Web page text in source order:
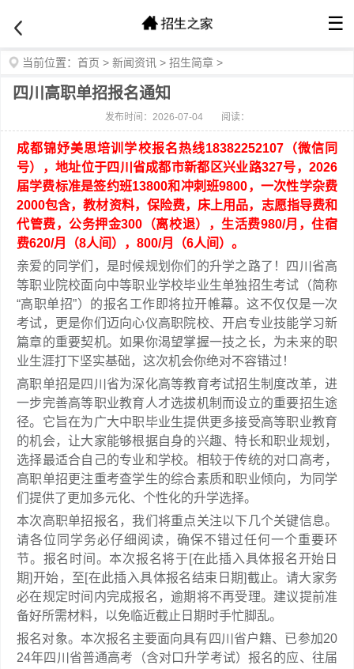
☰
当前位置： 首页 > 新闻资讯 > 招生简章 >
四川高职单招报名通知
发布时间：2026-07-04 阅读：
成都锦妤美思培训学校报名热线18382252107（微信同
号），地址位于四川省成都市新都区兴业路327号，2026
届学费标准是签约班13800和冲刺班9800，一次性学杂费
2000包含，教材资料，保险费，床上用品，志愿指导费和
代管费，公务押金300（离校退），生活费980/月，住宿
费620/月（8人间），800/月（6人间）。
亲爱的同学们，是时候规划你们的升学之路了！四川省高
等职业院校面向中等职业学校毕业生单独招生考试（简称
“高职单招”）的报名工作即将拉开帷幕。这不仅仅是一次
考试，更是你们迈向心仪高职院校、开启专业技能学习新
篇章的重要契机。如果你渴望掌握一技之长，为未来的职
业生涯打下坚实基础，这次机会你绝对不容错过！
高职单招是四川省为深化高等教育考试招生制度改革，进
一步完善高等职业教育人才选拔机制而设立的重要招生途
径。它旨在为广大中职毕业生提供更多接受高等职业教育
的机会，让大家能够根据自身的兴趣、特长和职业规划，
选择最适合自己的专业和学校。相较于传统的对口高考，
高职单招更注重考查学生的综合素质和职业倾向，为同学
们提供了更加多元化、个性化的升学选择。
本次高职单招报名，我们将重点关注以下几个关键信息。
请各位同学务必仔细阅读，确保不错过任何一个重要环
节。报名时间。本次报名将于[在此插入具体报名开始日
期]开始，至[在此插入具体报名结束日期]截止。请大家务
必在规定时间内完成报名，逾期将不再受理。建议提前准
备好所需材料，以免临近截止日期时手忙脚乱。
报名对象。本次报名主要面向具有四川省户籍、已参加20
24年四川省普通高考（含对口升学考试）报名的应、往届